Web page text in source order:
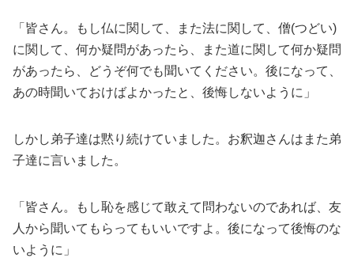
「皆さん。もし仏に関して、また法に関して、僧(つどい)
に関して、何か疑問があったら、また道に関して何か疑問
があったら、どうぞ何でも聞いてください。後になって、
あの時聞いておけばよかったと、後悔しないように」
しかし弟子達は黙り続けていました。お釈迦さんはまた弟
子達に言いました。
「皆さん。もし恥を感じて敢えて問わないのであれば、友
人から聞いてもらってもいいですよ。後になって後悔のな
いように」